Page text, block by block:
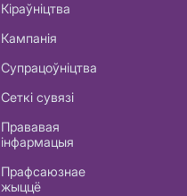
Кіраўніцтва
Кампанія
Супрацоўніцтва
Сеткі сувязі
Прававая
інфармацыя
Прафсаюзнае
жыццё